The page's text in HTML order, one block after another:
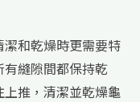
和乾燥時更需要特
縫隙間都保持乾
推，清潔並乾燥龜